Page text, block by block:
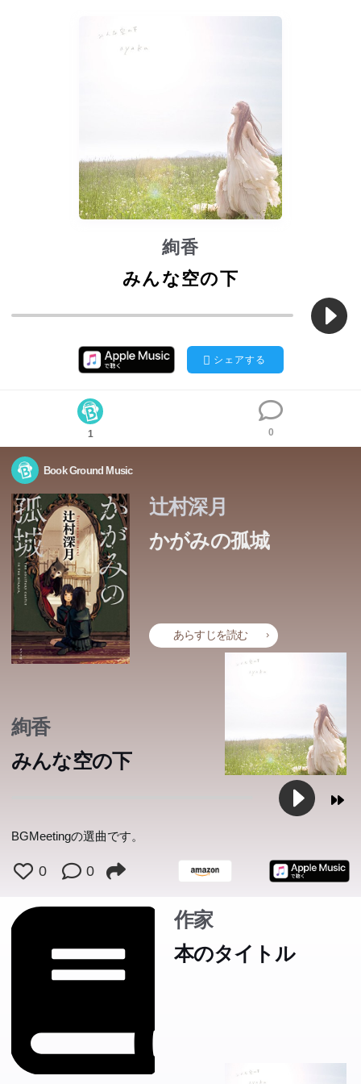
絢香
みんな空の下
シェアする
1 0
Book Ground Music
辻村深月
かがみの孤城
あらすじを読む
あなたを、助けたい。
学校での居場所をなくし、閉じこもっていたこころの目の
前で、ある日突然部屋の鏡が光り始めた。輝く鏡をくぐり
抜けた先にあったのは、城のような不思議な建物。そこに
はちょうどこころと似た境遇の7人が集められていた――
とき、驚きとともに大きな感動に包まれる。
生きづらさを感じているすべての人に贈る物語。一気読み
必至の著者最高傑作。
絢香
みんな空の下
BGMeetingの選曲です。
0 0
作家
本のタイトル